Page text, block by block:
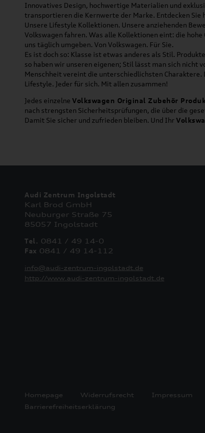
Innovatives Design, hochwertige Materialien und
transportieren die Kernwerte der Marke. Entdecken Sie
Unsere Lifestyle Kollektionen. Unsere anziehenden
Volkswagen fahren. Was alle Kollektionen eint: die
uns täglich umgeben. Von Volkswagen. Für Sie.
Es ist doch so: Klasse ist etwas anderes als Stil.
so haben wir unseren eigenen; Stil lässt man sich
Menschheit vereint die unterschiedlichsten Charaktere.
Lifestyle. Jeder für sich. Mit allen zusammen!
Jedes einzelne Volkswagen Original Zubehör
nach strengsten Sicherheitsprüfungen, die über die
Damit Sie sicher und zufrieden bleiben. Und Ihr
Audi Zentrum Ingolstadt
Karl Brod GmbH
Neuburger Straße 75
85057 Ingolstadt
Tel. 0841 / 49 14-0
Fax 0841 / 49 14-112
info@audi-zentrum-ingolstadt.de
http://www.audi-zentrum-ingolstadt.de
Homepage Widerrufsrecht Impressum
Barrierefreiheitserklärung